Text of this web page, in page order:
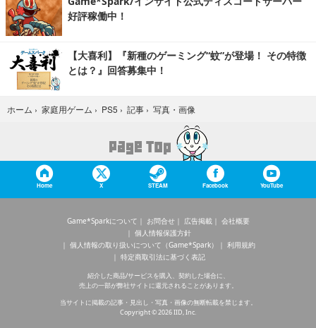
好評稼働中！
【大喜利】『新種のゲーミング“蚊”が登場！ その特徴
とは？』回答募集中！
ホーム › 家庭用ゲーム › PS5 › 記事 › 写真・画像
Home X STEAM Facebook YouTube
Game*Sparkについて お問合せ 広告掲載
会社概要
個人情報保護方針
個人情報の取り扱いについて（Game*Spark）
利用規約
特定商取引法に基づく表記
紹介した商品/サービスを購入、契約した場合に、
売上の一部が弊社サイトに還元されることがあります。
当サイトに掲載の記事・見出し・写真・画像の無断転載を禁じます。
Copyright © 2026 IID, Inc.